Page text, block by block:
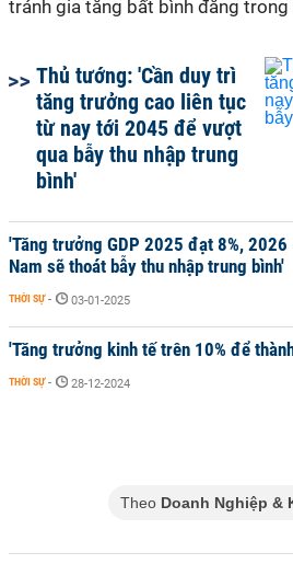
tránh gia tăng bất bình đẳng trong
Thủ tướng: 'Cần duy trì
tăng trưởng cao liên tục
từ nay tới 2045 để vượt
qua bẫy thu nhập trung
bình'
'Tăng trưởng GDP 2025 đạt 8%,
Nam sẽ thoát bẫy thu nhập trung bình'
THỜI SỰ - 03-01-2025
'Tăng trưởng kinh tế trên 10% để
THỜI SỰ - 28-12-2024
Theo Doanh Nghiệp &